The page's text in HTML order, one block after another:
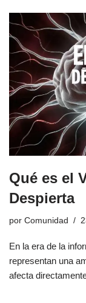
Qué es el
Despierta
por Comunidad
En la era de la
representan una
afecta